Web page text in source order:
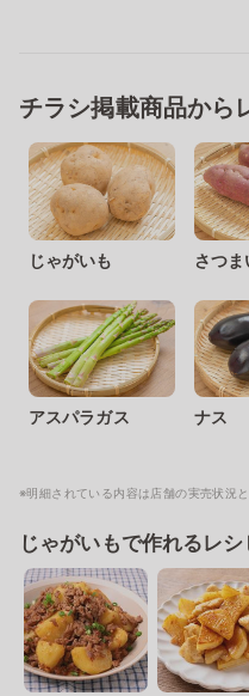
チラシ掲載商品から
じゃがいも さつま
アスパラガス ナス
※明細されている内容は店舗の実売状況
じゃがいもで作れるレシ